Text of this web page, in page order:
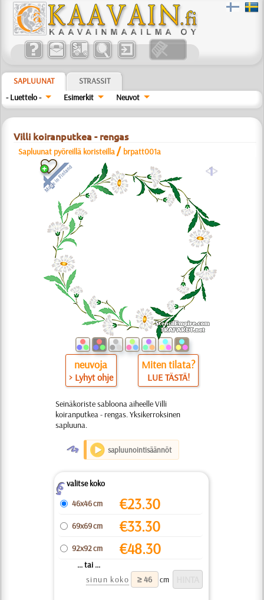
SAPLUUNAT
STRASSIT
- Luettelo -
Esimerkit Neuvot
Villi koiranputkea - rengas
Sapluunat pyöreillä koristeilla / brpatt001a
a
neuvoja
> Lyhyt ohje
Miten tilata?
LUE TÄSTÄ!
Seinäkoriste sabloona aiheelle Villi
koiranputkea - rengas. Yksikerroksinen
sapluuna.
O sapluunointisäännöt
Zvalitse koko
46x46 cm
€23.30
69x69 cm €33.30
92x92 cm €48.30
... tai ...
sinun koko
cm